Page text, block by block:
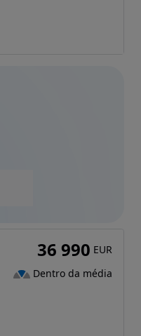
36 990 EUR
Dentro da média